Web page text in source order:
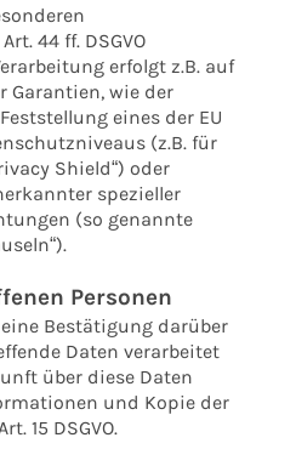
44 ff. DSGVO
erfolgt z.B. auf
Garantien, wie der
eines der EU
(z.B. für
Shield“) oder
spezieller
(so genannte
Personen
Bestätigung darüber
Daten verarbeitet
über diese Daten
und Kopie der
15 DSGVO.